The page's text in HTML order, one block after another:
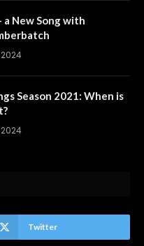
a New Song with
Season 2021: When is
Twitter